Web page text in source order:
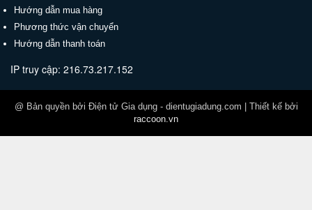
Hướng dẫn mua hàng
Phương thức vận chuyển
Hướng dẫn thanh toán
IP truy cập: 216.73.217.152
@ Bản quyền bởi Điện tử Gia dụng - dientugiadung.com | Thiết kế bởi
raccoon.vn